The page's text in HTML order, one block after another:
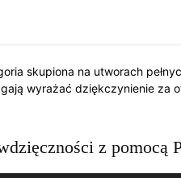
skupiona na utworach
wyrażać dziękczynienie za
z pomocą